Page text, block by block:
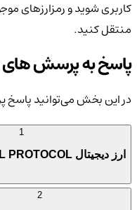
کاربری شوید و رمزارزهای
منتقل کنید.
پاسخ به پرسش های
در این بخش می‌توانید پاسخ
ارز دیجیتال HAEDAL PROTOCOL چیست؟